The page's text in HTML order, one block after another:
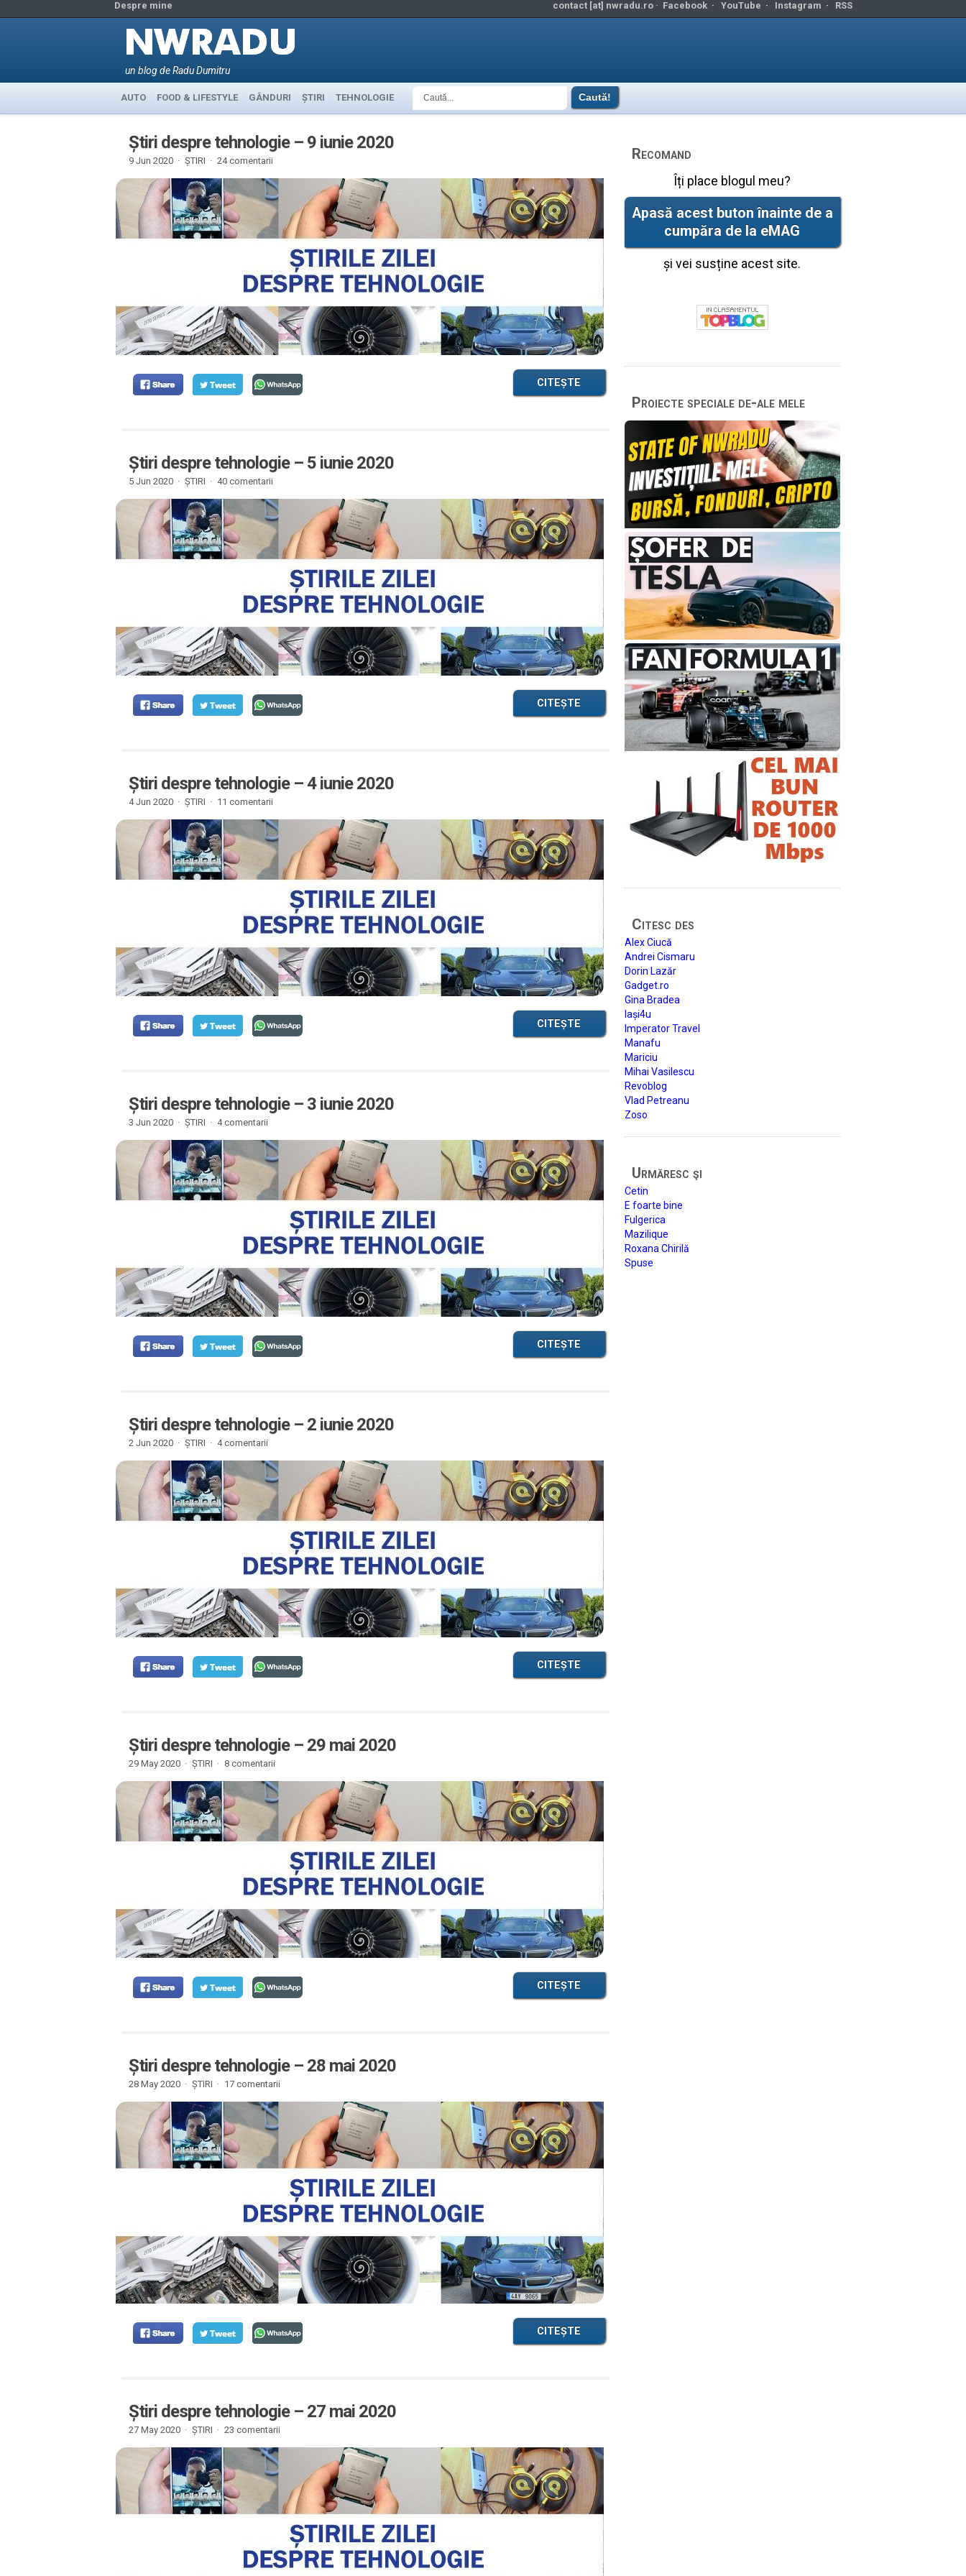
Despre mine contact [at] nwradu.ro · Facebook· YouTube · Instagram · RSS
un blog de Radu Dumitru
AUTO FOOD & LIFESTYLE GÂNDURI ȘTIRI TEHNOLOGIE
Știri despre tehnologie – 9 iunie 2020
9 Jun 2020 · ȘTIRI · 24 comentarii
CITEȘTE
Știri despre tehnologie – 5 iunie 2020
5 Jun 2020 · ȘTIRI · 40 comentarii
CITEȘTE
Știri despre tehnologie – 4 iunie 2020
4 Jun 2020 · ȘTIRI · 11 comentarii
CITEȘTE
Știri despre tehnologie – 3 iunie 2020
3 Jun 2020 · ȘTIRI · 4 comentarii
CITEȘTE
Știri despre tehnologie – 2 iunie 2020
2 Jun 2020 · ȘTIRI · 4 comentarii
CITEȘTE
Știri despre tehnologie – 29 mai 2020
29 May 2020 · ȘTIRI · 8 comentarii
CITEȘTE
Știri despre tehnologie – 28 mai 2020
28 May 2020 · ȘTIRI · 17 comentarii
CITEȘTE
Știri despre tehnologie – 27 mai 2020
27 May 2020 · ȘTIRI · 23 comentarii
Recomand
Îți place blogul meu?
Apasă acest buton înainte de a
cumpăra de la eMAG
și vei susține acest site.
Proiecte speciale de-ale mele
Citesc des
Alex Ciucă
Andrei Cismaru
Dorin Lazăr
Gadget.ro
Gina Bradea
Iași4u
Imperator Travel
Manafu
Mariciu
Mihai Vasilescu
Revoblog
Vlad Petreanu
Zoso
Urmăresc şi
Cetin
E foarte bine
Fulgerica
Mazilique
Roxana Chirilă
Spuse